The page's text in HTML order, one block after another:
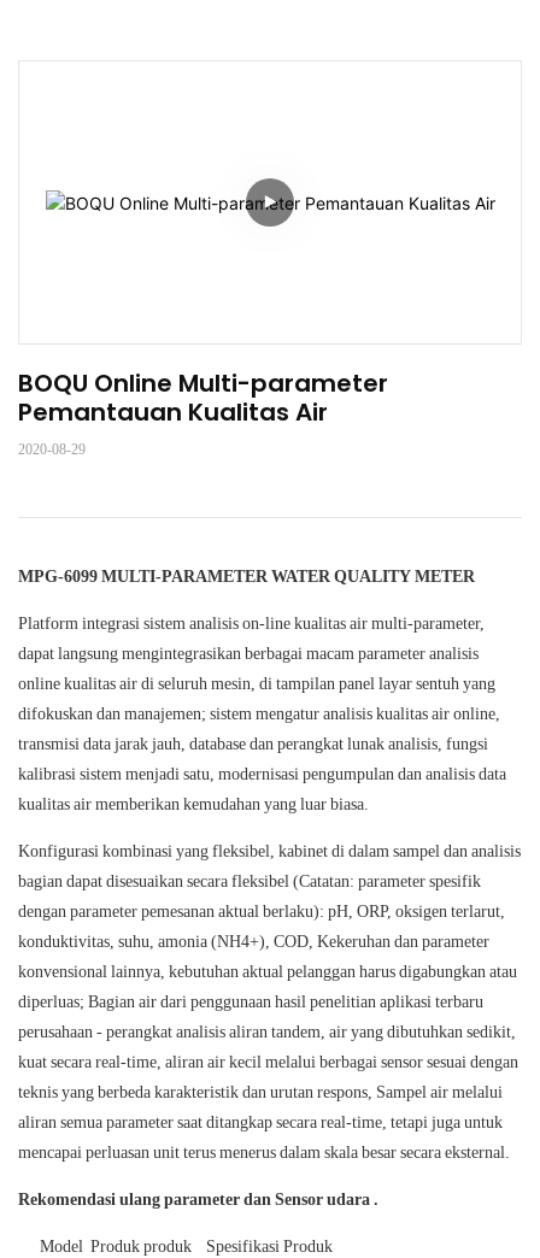
BOQU Online Multi-parameter
Pemantauan Kualitas Air
2020-08-29
MPG-6099 MULTI-PARAMETER WATER QUALITY METER
Platform integrasi sistem analisis on-line kualitas air multi-parameter,
dapat langsung mengintegrasikan berbagai macamparameter analisis
online kualitas airdi seluruh mesin, di tampilan panel layar sentuh yang
difokuskan dan manajemen; sistem mengatur analisis kualitas air online,
transmisi data jarak jauh, database dan perangkat lunak analisis, fungsi
kalibrasi sistem menjadi satu, modernisasi pengumpulan dan analisis data
kualitas air memberikan kemudahan yang luar biasa.
Konfigurasi kombinasi yang fleksibel, kabinet di dalam sampel dan analisis
bagian dapat disesuaikan secara fleksibel (Catatan: parameter spesifik
dengan parameter pemesanan aktual berlaku): pH, ORP, oksigen terlarut,
konduktivitas, suhu, amonia (NH4+), COD, Kekeruhan dan parameter
konvensional lainnya, kebutuhan aktual pelanggan harus digabungkan atau
diperluas; Bagian air dari penggunaan hasil penelitian aplikasi terbaru
perusahaan - perangkat analisis aliran tandem, air yang dibutuhkan sedikit,
kuat secara real-time, aliran air kecil melalui berbagai sensor sesuai dengan
teknis yang berbeda karakteristik dan urutan respons, Sampel air melalui
aliran semua parameter saat ditangkap secara real-time, tetapi juga untuk
mencapai perluasan unit terus menerus dalam skala besar secara eksternal.
Rekomendasi ulang parameter danSensor udara.
Model Produk produk Spesifikasi Produk